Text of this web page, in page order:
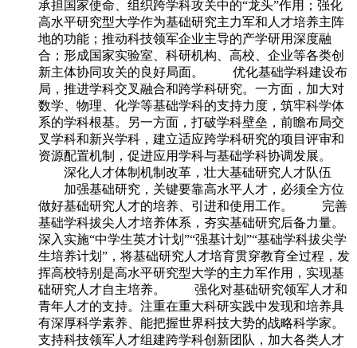
承担国家使命、组织跨学科攻关中的“龙头”作用；强化
高水平研究型大学作为基础研究主力军和人才培养主阵
地的功能；推动科技领军企业主导的产学研用深度融
合；形成国家实验室、科研机构、高校、企业等各类创
新主体协同攻关的良好局面。 优化基础学科建设布
局，推进学科交叉融合和跨学科研究。一方面，加大对
数学、物理、化学等基础学科的支持力度，筑牢科学体
系的学科根基。另一方面，打破学科壁垒，前瞻布局交
叉学科和新兴学科，建立适应跨学科研究的项目评审和
资源配置机制，促进应用学科与基础学科协调发展。
深化人才体制机制改革，壮大基础研究人才队伍
加强基础研究，关键要靠高水平人才，必须全方位
做好基础研究人才的培养、引进和使用工作。 完善
基础学科拔尖人才培养体系，夯实基础研究后备力量。
深入实施“中学生英才计划”“强基计划”“基础学科拔尖学
生培养计划”，将基础研究人才培育贯穿教育全过程，发
挥高校特别是高水平研究型大学的主力军作用，实现基
础研究人才自主培养。 强化对基础研究领军人才和
青年人才的支持。注重在重大科研实践中发现和培养具
有深厚科学素养、能把握世界科技大势的战略科学家。
支持科技领军人才组建跨学科创新团队，加大各类人才